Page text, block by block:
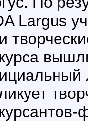
Largus